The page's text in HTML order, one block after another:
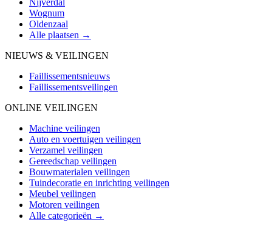
Wognum
Oldenzaal
Alle plaatsen →
NIEUWS & VEILINGEN
Faillissementsnieuws
Faillissementsveilingen
ONLINE VEILINGEN
Machine veilingen
Auto en voertuigen veilingen
Verzamel veilingen
Gereedschap veilingen
Bouwmaterialen veilingen
Tuindecoratie en inrichting veilingen
Meubel veilingen
Motoren veilingen
Alle categorieën →